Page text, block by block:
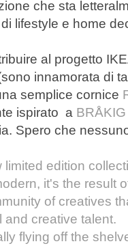
che sta
lifestyle e home
al progetto
innamorata di
semplice cornice
ispirato a BRÅKIG
Spero che
limited edition
it's the result
of creatives
and creative talent.
flying off the